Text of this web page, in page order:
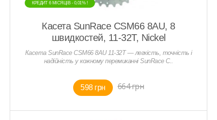
КРЕДИТ 6 МIСЯЦIВ - 0,01% !
Касета SunRace CSM66 8AU, 8
швидкостей, 11-32T, Nickel
Касета SunRace CSM66 8AU 11-32T — легкість, точність і
надійність у кожному перемиканні SunRace C..
598 грн 664 грн